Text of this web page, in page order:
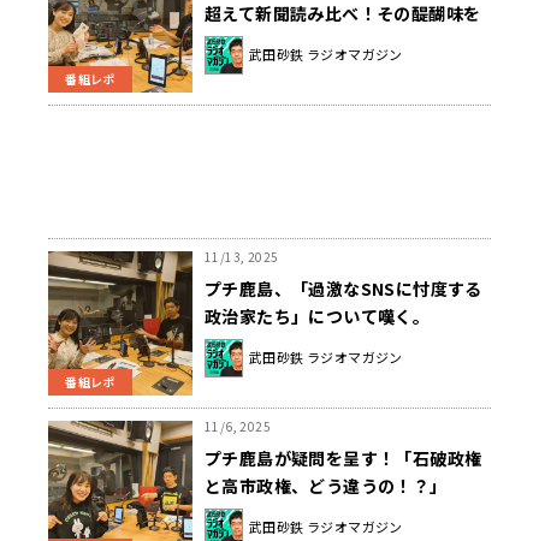
番組レポ
超えて新聞読み比べ！その醍醐味を
伝授。
武田砂鉄 ラジオマガジン
番組レポ
11/13, 2025
プチ鹿島、「過激なSNSに忖度する
政治家たち」について嘆く。
武田砂鉄 ラジオマガジン
11/6, 2025
プチ鹿島が疑問を呈す！「石破政権
と高市政権、どう違うの！？」
武田砂鉄 ラジオマガジン